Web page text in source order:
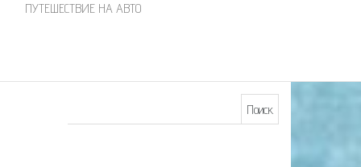
ПУТЕШЕСТВИЕ НА АВТО